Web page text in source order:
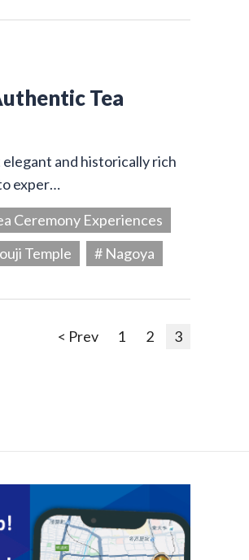
Tea
and historically rich
exper…
Ceremony Experiences
Temple # Nagoya
< Prev 1 2 3